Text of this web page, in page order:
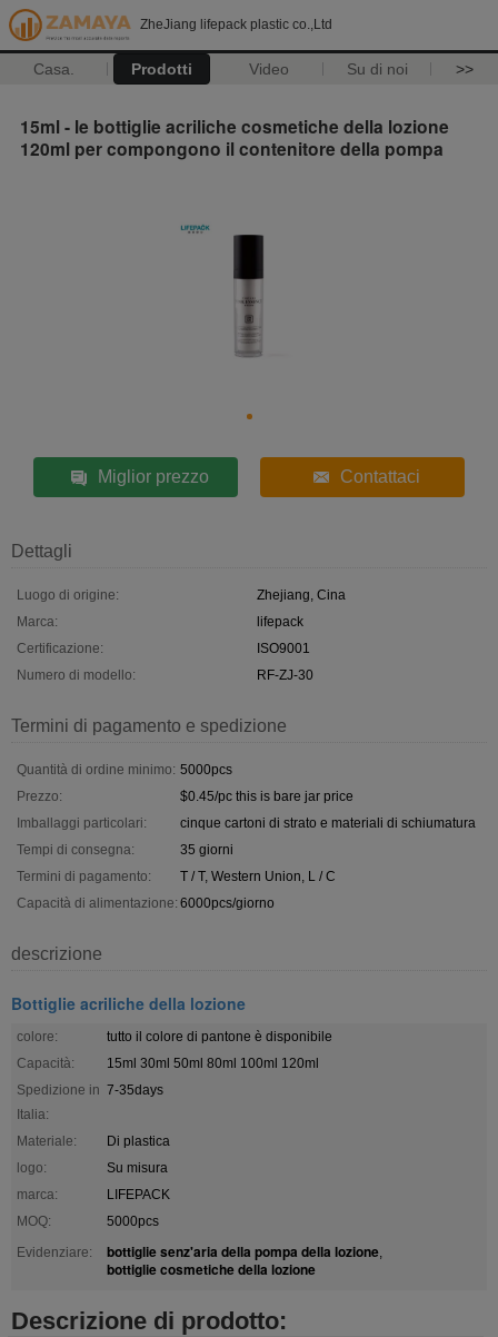
ZheJiang lifepack plastic co.,Ltd
Casa. Prodotti Video Su di noi >>
15ml - le bottiglie acriliche cosmetiche della lozione
120ml per compongono il contenitore della pompa
Miglior prezzo Contattaci
Dettagli
Luogo di origine:
Zhejiang, Cina
Marca:
lifepack
Certificazione:
ISO9001
Numero di modello:
RF-ZJ-30
Termini di pagamento e spedizione
Quantità di ordine minimo: 5000pcs
Prezzo:
$0.45/pc this is bare jar price
Imballaggi particolari:
cinque cartoni di strato e materiali di schiumatura
Tempi di consegna:
35 giorni
Termini di pagamento:
T / T, Western Union, L / C
Capacità di alimentazione: 6000pcs/giorno
descrizione
Bottiglie acriliche della lozione
colore:
tutto il colore di pantone è disponibile
Capacità:
15ml 30ml 50ml 80ml 100ml 120ml
Spedizione in
Italia:
7-35days
Materiale:
Di plastica
logo:
Su misura
marca:
LIFEPACK
MOQ:
5000pcs
Evidenziare:
bottiglie senz'aria della pompa della lozione,
bottiglie cosmetiche della lozione
Descrizione di prodotto: